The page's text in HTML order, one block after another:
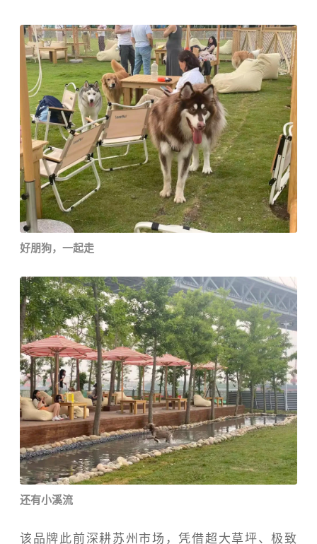
好朋狗，一起走
还有小溪流
该品牌此前深耕苏州市场，凭借超大草坪、极致